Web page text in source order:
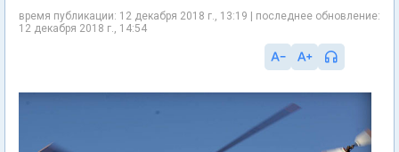
время публикации: 12 декабря 2018 г., 13:19 | последнее обновление:
12 декабря 2018 г., 14:54